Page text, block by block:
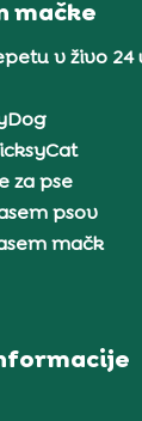
mačke
v živo 24
za pse
psov
mačk